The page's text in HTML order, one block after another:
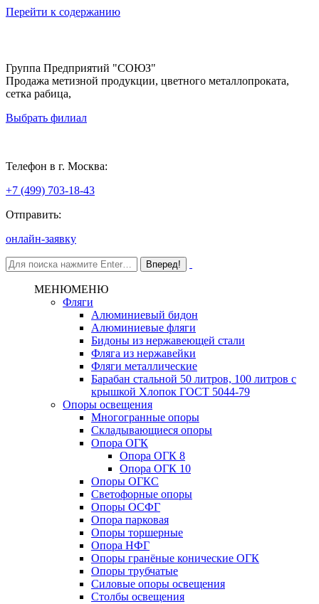
Перейти к содержанию
Группа Предприятий "СОЮЗ"
Продажа метизной продукции, цветного металлопроката,
сетка рабица,
Выбрать филиал
Телефон в г. Москва:
+7 (499) 703-18-43
Отправить:
онлайн-заявку
МЕНЮМЕНЮ
Фляги
Алюминиевый бидон
Алюминиевые фляги
Бидоны из нержавеющей стали
Фляга из нержавейки
Фляги металлические
Барабан стальной 50 литров, 100 литров с
крышкой Хлопок ГОСТ 5044-79
Опоры освещения
Многогранные опоры
Складывающиеся опоры
Опора ОГК
Опора ОГК 8
Опора ОГК 10
Опоры ОГКС
Светофорные опоры
Опоры ОСФГ
Опора парковая
Опоры торшерные
Опора НФГ
Опоры гранёные конические ОГК
Опоры трубчатые
Силовые опоры освещения
Столбы освещения